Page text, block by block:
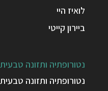
לואיז היי
ביירון קייטי
נטורופתיה ותזונה טבעית
נטורופתיה ותזונה טבעית